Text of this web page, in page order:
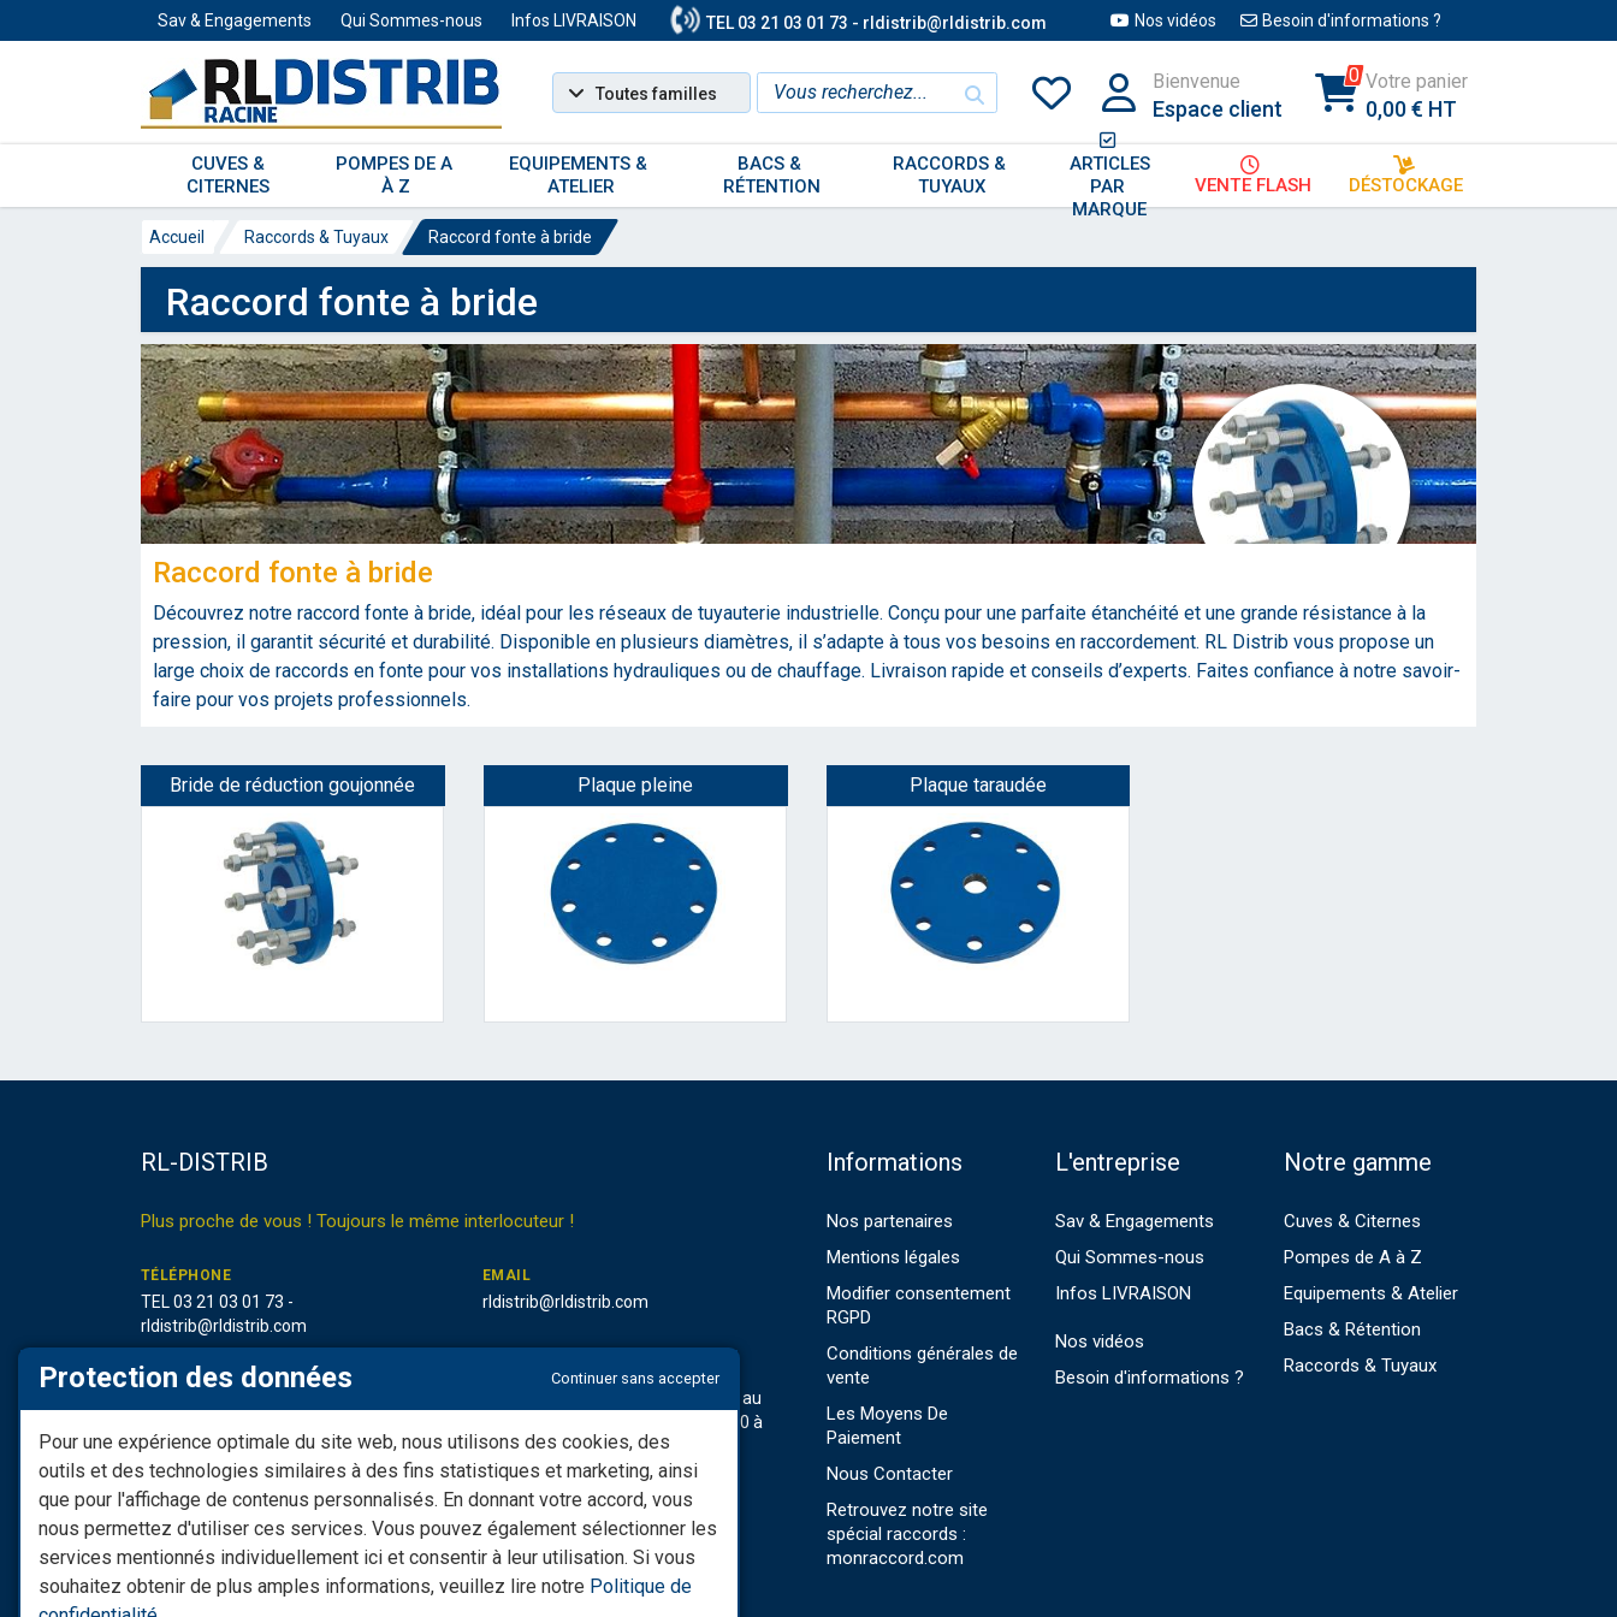
Sav & Engagements Qui Sommes-nous Infos LIVRAISON TEL 03 21 03 01 73 - rldistrib@rldistrib.com Nos vidéos Besoin d'informations ?
CUVES &
CITERNES
POMPES DE A
À Z
EQUIPEMENTS &
ATELIER
BACS &
RÉTENTION
RACCORDS &
TUYAUX
ARTICLES
PAR
MARQUE
VENTE FLASH DÉSTOCKAGE
Toutes familles
Bienvenue
Espace client
0 Votre panier
0,00 € HT
Accueil Raccords & Tuyaux Raccord fonte à bride
Raccord fonte à bride
Raccord fonte à bride
Découvrez notre raccord fonte à bride, idéal pour les réseaux de tuyauterie industrielle. Conçu pour une parfaite étanchéité et une grande résistance à la
pression, il garantit sécurité et durabilité. Disponible en plusieurs diamètres, il s’adapte à tous vos besoins en raccordement. RL Distrib vous propose un
large choix de raccords en fonte pour vos installations hydrauliques ou de chauffage. Livraison rapide et conseils d’experts. Faites confiance à notre savoir-
faire pour vos projets professionnels.
Bride de réduction goujonnée Plaque pleine Plaque taraudée
RL-DISTRIB
Plus proche de vous ! Toujours le même interlocuteur !
TÉLÉPHONE
TEL 03 21 03 01 73 -
rldistrib@rldistrib.com
EMAIL
rldistrib@rldistrib.com
NOTRE ADRESSE HORAIRES D'OUVERTURE
Nos bureaux sont ouverts du lundi au
vendredi de 9h00 à 12h00 et 14h00 à
17h00
Suivez-nous sur les réseaux sociaux
Informations
Nos partenaires
Mentions légales
Modifier consentement
RGPD
Conditions générales de
vente
Les Moyens De
Paiement
Nous Contacter
Retrouvez notre site
spécial raccords :
monraccord.com
L'entreprise
Sav & Engagements
Qui Sommes-nous
Infos LIVRAISON
Nos vidéos
Besoin d'informations ?
Notre gamme
Cuves & Citernes
Pompes de A à Z
Equipements & Atelier
Bacs & Rétention
Raccords & Tuyaux
Protection des données Continuer sans accepter
Pour une expérience optimale du site web, nous utilisons des cookies, des
outils et des technologies similaires à des fins statistiques et marketing, ainsi
que pour l'affichage de contenus personnalisés. En donnant votre accord, vous
nous permettez d'utiliser ces services. Vous pouvez également sélectionner les
services mentionnés individuellement ici et consentir à leur utilisation. Si vous
souhaitez obtenir de plus amples informations, veuillez lire notre Politique de